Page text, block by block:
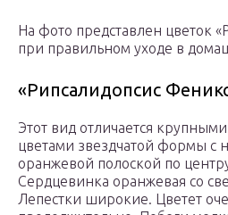
На фото представлен цветок
при правильном уходе в
«Рипсалидопсис
Этот вид отличается
цветами звездчатой формы с
оранжевой полоской по
Сердцевинка оранжевая со
Лепестки широкие. Цветет